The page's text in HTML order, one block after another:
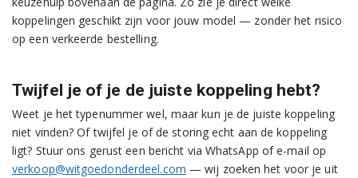
koppelingen geschikt zijn voor jouw model — zonder het risico
op een verkeerde bestelling.
Twijfel je of je de juiste koppeling hebt?
Weet je het typenummer wel, maar kun je de juiste koppeling
niet vinden? Of twijfel je of de storing echt aan de koppeling
ligt? Stuur ons gerust een bericht via WhatsApp of e-mail op
verkoop@witgoedonderdeel.com — wij zoeken het voor je uit